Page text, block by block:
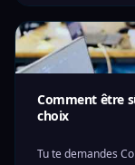
Comment être
choix
Tu te demandes